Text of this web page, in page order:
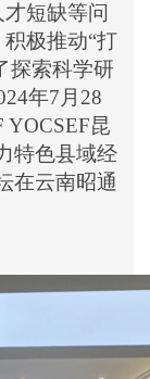
才短缺等问
极推动“打
探索科学研
4年7 月 28
YOCSEF昆
特色县域经
在云南昭通